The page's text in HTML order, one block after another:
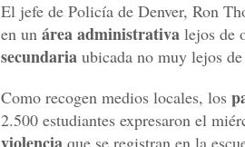
El jefe de Policía de Denver, Ron
en un área administrativa lejos de
secundaria ubicada no muy lejos
Como recogen medios locales, los
2.500 estudiantes expresaron el
violencia que se registran en la